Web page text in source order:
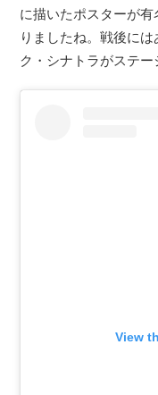
に描いたポスターが
りましたね。戦後に
ク・シナトラがステー
View